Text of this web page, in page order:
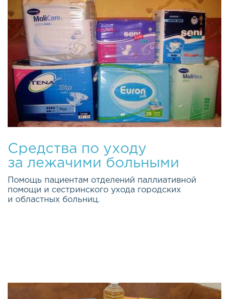
Средства по уходу
за лежачими больными
Помощь пациентам отделений паллиативной
помощи и сестринского ухода городских
и областных больниц.